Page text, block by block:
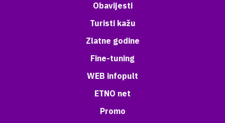
Obavijesti
Turisti kažu
Zlatne godine
Fine-tuning
WEB infopult
ETNO net
Promo